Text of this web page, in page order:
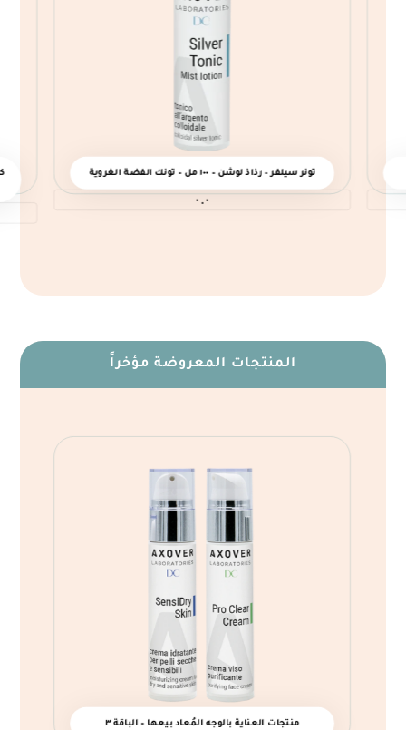
تونر سيلفر – رذاذ لوشن – ١٠٠ مل – تونك الفضة الغروية
٠.٠
المنتجات المعروضة مؤخراً
منتجات العناية بالوجه المُعاد بيعها – الباقة ٣